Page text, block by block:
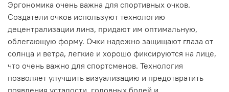
Эргономика очень важна для спортивных очков.
Создатели очков используют технологию
децентрализации линз, придают им оптимальную,
облегающую форму. Очки надежно защищают глаза от
солнца и ветра, легкие и хорошо фиксируются на лице,
что очень важно для спортсменов. Технология
позволяет улучшить визуализацию и предотвратить